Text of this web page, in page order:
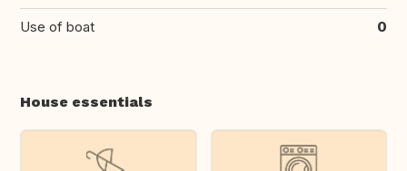
Use of boat 0
House essentials